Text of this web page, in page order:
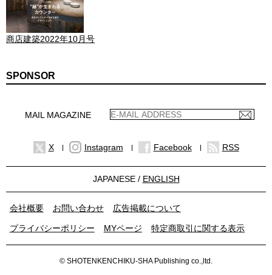
商店建築2022年10月号
SPONSOR
MAIL MAGAZINE
X Instagram Facebook RSS
JAPANESE / ENGLISH
会社概要 お問い合わせ 広告掲載について
プライバシーポリシー MYページ 特定商取引に関する表示
© SHOTENKENCHIKU-SHA Publishing co.,ltd.